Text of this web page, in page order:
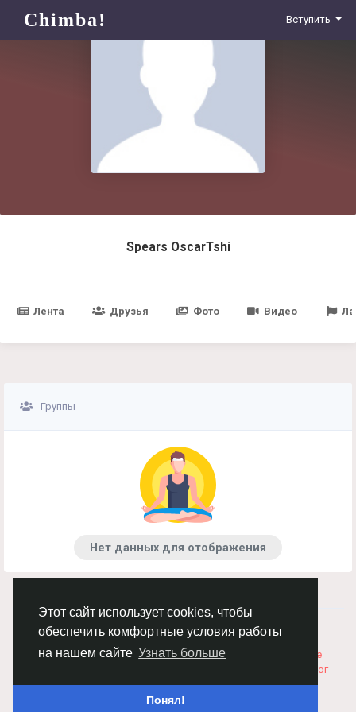
Этот сайт использует cookies, чтобы
обеспечить комфортные условия работы
на нашем сайте Узнать больше
Понял!
Chimba! Вступить
Spears OscarTshi
Лента Друзья Фото Видео
Группы
Нет данных для отображения
© 2026 Chimba!
Русский
Правила размещения и покупки товаров
Как добавить
вакансию
Правила размещения статей
Соглашение
Каталог